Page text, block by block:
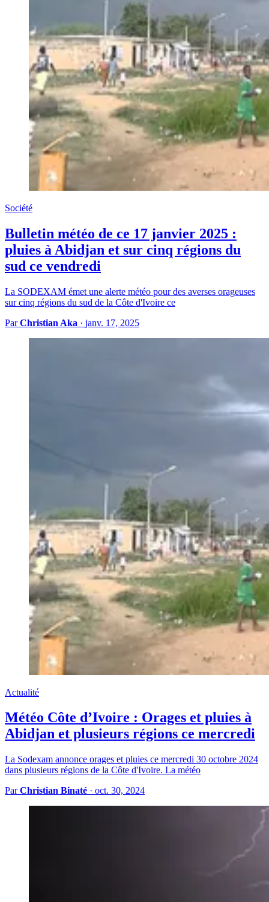
Société
Bulletin météo de ce 17 janvier 2025 :
pluies à Abidjan et sur cinq régions du
sud ce vendredi
La SODEXAM émet une alerte météo pour des averses orageuses
sur cinq régions du sud de la Côte d'Ivoire ce
ParChristian Aka · janv. 17, 2025
Actualité
Météo Côte d’Ivoire : Orages et pluies à
Abidjan et plusieurs régions ce mercredi
La Sodexam annonce orages et pluies ce mercredi 30 octobre 2024
dans plusieurs régions de la Côte d'Ivoire. La météo
ParChristian Binaté · oct. 30, 2024